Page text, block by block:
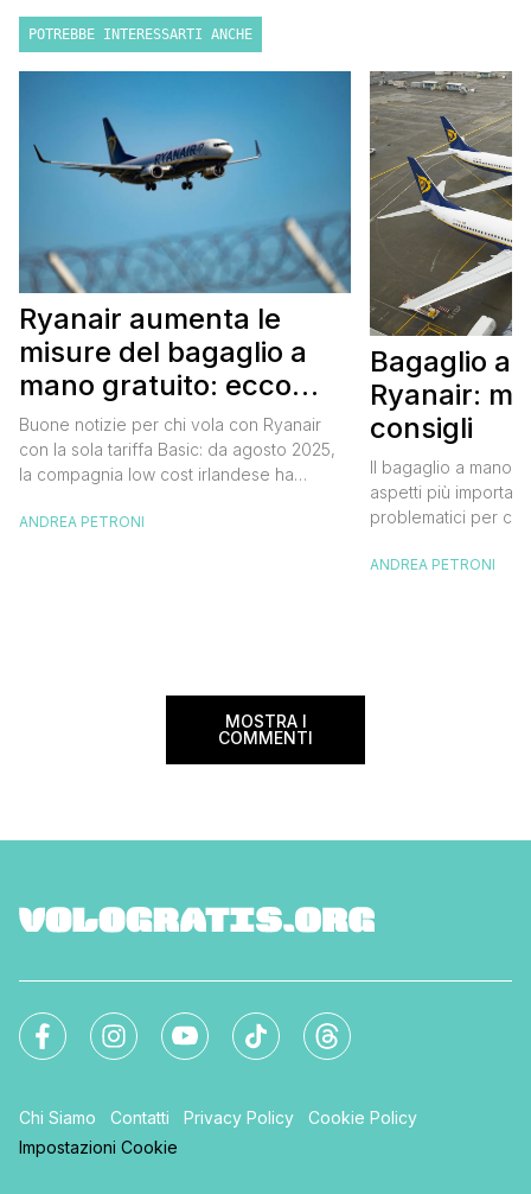
POTREBBE INTERESSARTI ANCHE
Ryanair aumenta le
misure del bagaglio a
mano gratuito: ecco
cosa cambia da agosto
2025
Buone notizie per chi vola con Ryanair
con la sola tariffa Basic: da agosto 2025,
la compagnia low cost irlandese ha
mano gratuito. Una piccola grande
ANDREA PETRONI
Bagaglio a
Ryanair:
consigli
Il bagaglio a mano
aspetti più
problematici per chi
bagaglio cambiano
ANDREA PETRONI
MOSTRA I
COMMENTI
Chi Siamo Contatti Privacy Policy
Cookie Policy
Impostazioni Cookie